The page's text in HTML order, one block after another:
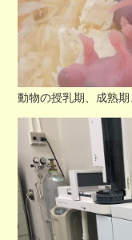
動物の授乳期、成熟